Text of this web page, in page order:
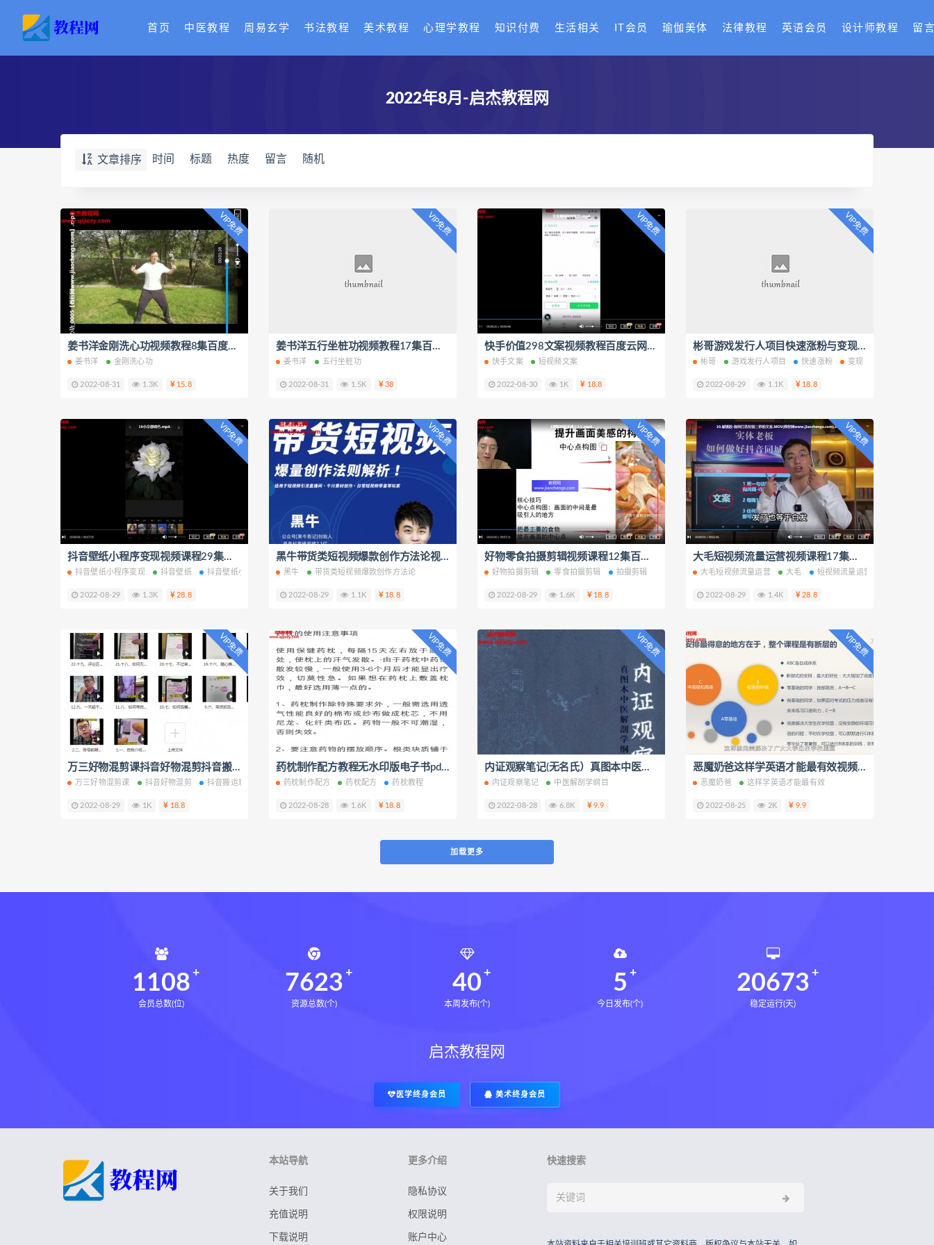
首页 中医教程 周易玄学 书法教程 美术教程 心理学教程 知识付费 生活相关 IT会员 瑜伽美体 法律教程 英语会员 设计师教程 留
2022年8月-启杰教程网
文章排序 时间 标题 热度 留言 随机
VIP免费
姜书洋金刚洗心功视频教程8集百度云网盘下载学习
姜书洋 金刚洗心功
2022-08-31 1.3K 15.8
VIP免费
姜书洋五行坐桩功视频教程17集百度云网盘下载学习
姜书洋 五行坐桩功
2022-08-31 1.5K 38
VIP免费
快手价值298文案视频教程百度云网盘下载学习
快手文案 短视频文案
2022-08-30 1K 18.8
VIP免费
彬哥游戏发行人项目快速涨粉与变现项目实操视频课程34集百度云网盘下载学习
彬哥 游戏发行人项目 快速涨粉 变现
2022-08-29 1.1K 18.8
VIP免费
抖音壁纸小程序变现视频课程29集百度云网盘下载学习
抖音壁纸小程序变现 抖音壁纸 抖音壁纸小程序
2022-08-29 1.3K 28.8
VIP免费
黑牛带货类短视频爆款创作方法论视频课程4集百度云网盘下载学习
黑牛 带货类短视频爆款创作方法论
2022-08-29 1.1K 18.8
VIP免费
好物零食拍摄剪辑视频课程12集百度云网盘下载学习
好物拍摄剪辑 零食拍摄剪辑 拍摄剪辑
2022-08-29 1.6K 18.8
VIP免费
大毛短视频流量运营视频课程17集百度云网盘下载学习
大毛短视频流量运营 大毛 短视频流量运营
2022-08-29 1.4K 28.8
VIP免费
万三好物混剪课抖音好物混剪抖音搬运玩法视频课程25集百度云网盘下载学习
万三好物混剪课 抖音好物混剪 抖音搬运玩法
2022-08-29 1K 18.8
VIP免费
药枕制作配方教程无水印版电子书pdf百度云网盘下载学习
药枕制作配方 药枕配方 药枕教程
2022-08-28 1.6K 18.8
VIP免费
内证观察笔记(无名氏）真图本中医解剖学纲目电子书pdf百度云网盘下载学习
内证观察笔记 中医解剖学纲目
2022-08-28 6.8K 9.9
VIP免费
恶魔奶爸这样学英语才能最有效视频课程百度云网盘下载学习
恶魔奶爸 这样学英语才能最有效
2022-08-25 2K 9.9
加载更多
1108
会员总数(位)
7623
资源总数(个)
40
本周发布(个)
5
今日发布(个)
20673
稳定运行(天)
启杰教程网
医学终身会员 美术终身会员
本站导航
关于我们
充值说明
下载说明
更多介绍
隐私协议
权限说明
账户中心
快速搜索